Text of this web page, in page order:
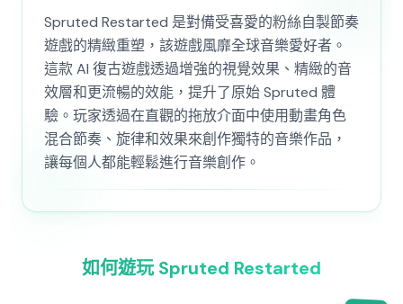
Spruted Restarted 是對備受喜愛的粉絲自製節奏
遊戲的精緻重塑，該遊戲風靡全球音樂愛好者。
這款 AI 復古遊戲透過增強的視覺效果、精緻的音
效層和更流暢的效能，提升了原始 Spruted 體
驗。玩家透過在直觀的拖放介面中使用動畫角色
混合節奏、旋律和效果來創作獨特的音樂作品，
讓每個人都能輕鬆進行音樂創作。
如何遊玩 Spruted Restarted